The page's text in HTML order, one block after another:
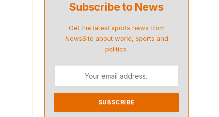
Subscribe to News
Get the latest sports news from
NewsSite about world, sports and
politics.